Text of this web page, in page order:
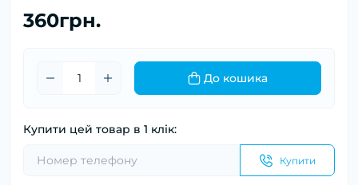
360грн.
До кошика
Купити цей товар в 1 клік:
Купити